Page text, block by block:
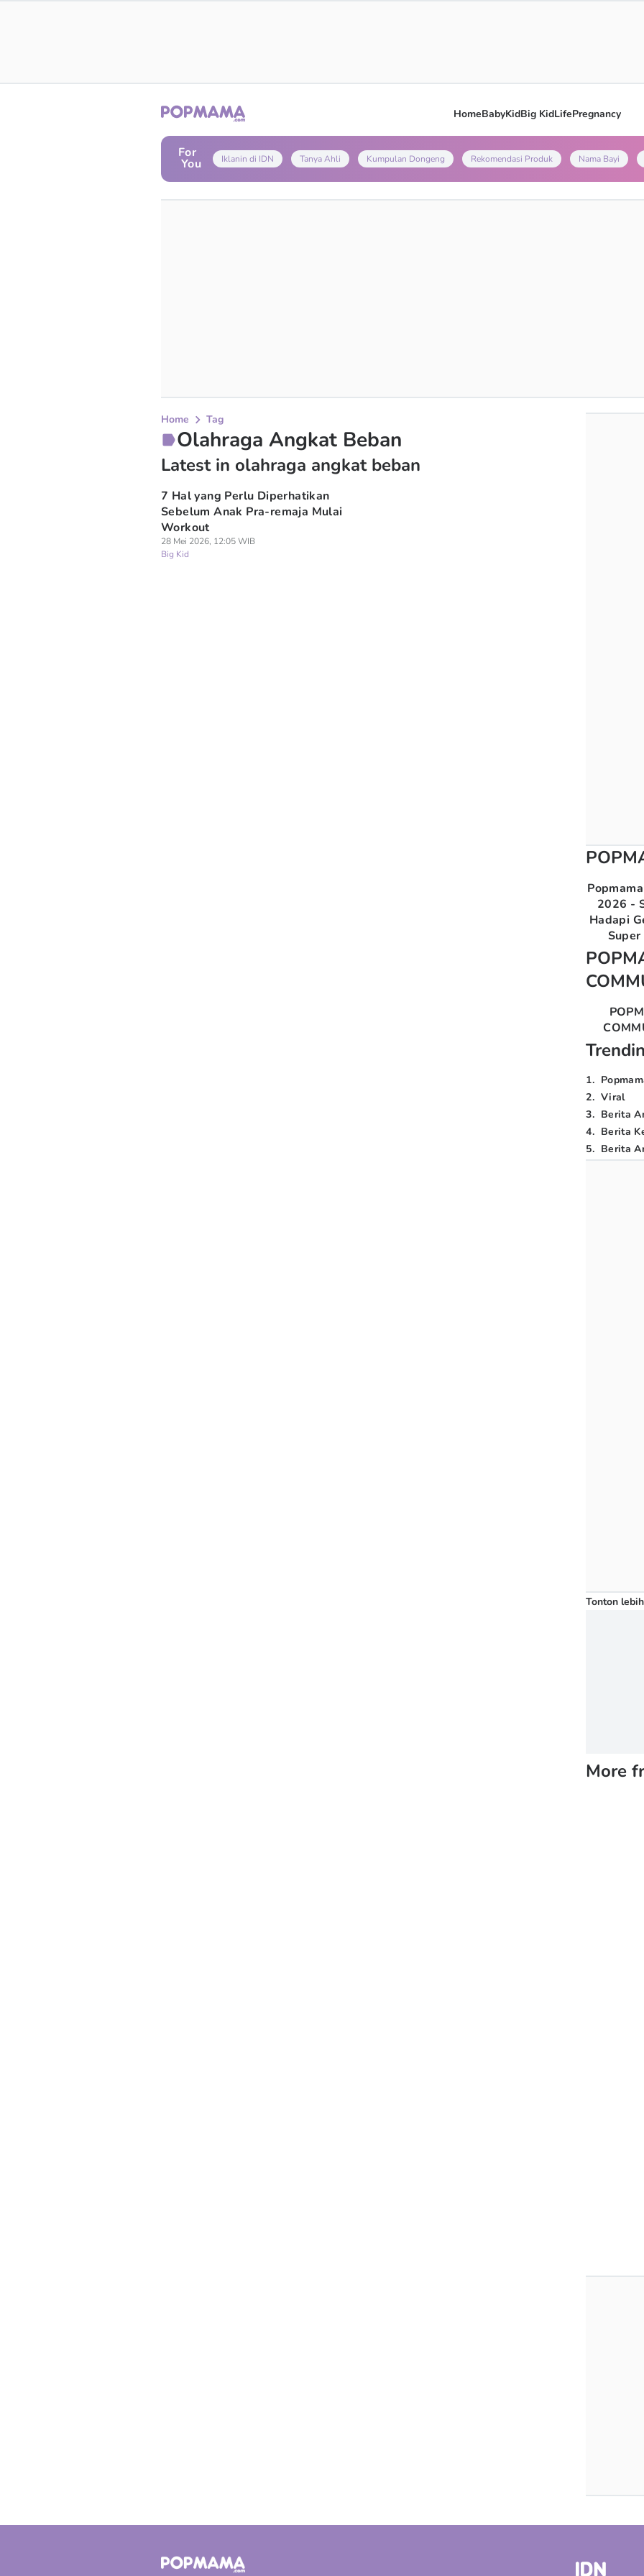
HomeBabyKidBig KidLifePregnancy
For
You Iklanin di IDN Tanya Ahli Kumpulan Dongeng Rekomendasi Produk Nama Bayi
Home Tag
Olahraga Angkat Beban
Latest in olahraga angkat beban
7 Hal yang Perlu Diperhatikan
Sebelum Anak Pra-remaja Mulai
Workout
28 Mei 2026, 12:05 WIB
Big Kid
2026 -
Hadapi
1.
2. Viral
3. Berita
4. Berita
5. Berita
Tonton
More